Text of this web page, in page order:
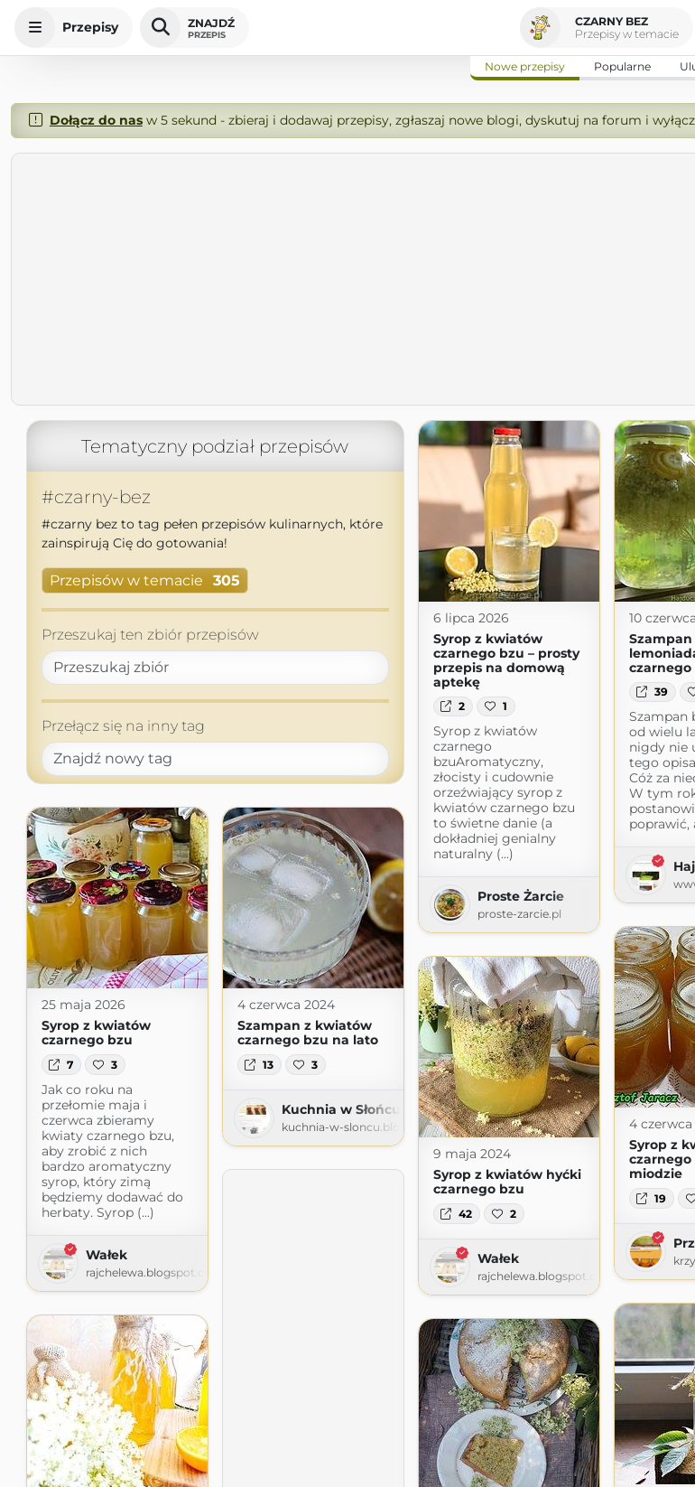
Przepisy ZNAJDŹ
PRZEPIS
CZARNY BEZ
Przepisy w temacie
Nowe przepisy Popularne
Dołącz do nasw 5 sekund - zbieraj i dodawaj przepisy, zgłaszaj nowe blogi, dyskutuj na forum i
Tematyczny podział przepisów
#czarny-bez
#czarny bez to tag pełen przepisów kulinarnych, które
zainspirują Cię do gotowania!
Przepisów w temacie 305
Przeszukaj ten zbiór przepisów
Przełącz się na inny tag
6 lipca 2026
Syrop z kwiatów
czarnego bzu – prosty
przepis na domową
aptekę
2 1
Syrop z kwiatów
czarnego
bzuAromatyczny,
złocisty i cudownie
orzeźwiający syrop z
kwiatów czarnego bzu
to świetne danie (a
dokładniej genialny
naturalny (...)
Proste Żarcie
proste-zarcie.pl
10
czarnego
39
Szampan
od wielu
nigdy nie
tego
Cóż za
W tym
poprawić,
25 maja 2026
Syrop z kwiatów
czarnego bzu
7 3
Jak co roku na
przełomie maja i
czerwca zbieramy
kwiaty czarnego bzu,
aby zrobić z nich
bardzo aromatyczny
syrop, który zimą
będziemy dodawać do
herbaty. Syrop (...)
Wałek
rajchelewa.blogspot.com
4 czerwca 2024
Szampan z kwiatów
czarnego bzu na lato
13 3
Kuchnia w Słońcu Skąpana
kuchnia-w-sloncu.blogspot.com
4 czerwca
Syrop z
czarnego
miodzie
19
9 maja 2024
Syrop z kwiatów hyćki
czarnego bzu
42 2
Wałek
rajchelewa.blogspot.com